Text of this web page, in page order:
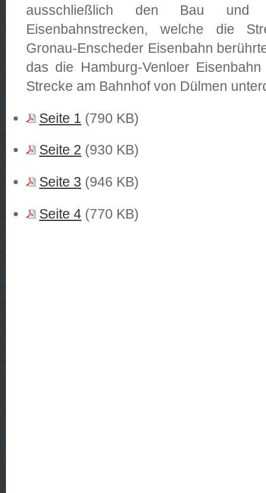
ausschließlich den Bau
Eisenbahnstrecken, welche die
Gronau-Enscheder Eisenbahn
das die Hamburg-Venloer
Strecke am Bahnhof von Dülmen
Seite 1 (790 KB)
Seite 2 (930 KB)
Seite 3 (946 KB)
Seite 4 (770 KB)